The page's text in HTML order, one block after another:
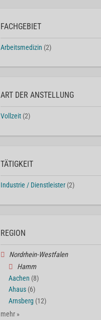
FACHGEBIET
Arbeitsmedizin (2)
ART DER ANSTELLUNG
Vollzeit (2)
TÄTIGKEIT
Industrie / Dienstleister (2)
REGION
Nordrhein-Westfalen
Hamm
Aachen (8)
Ahaus (6)
Arnsberg (12)
mehr »